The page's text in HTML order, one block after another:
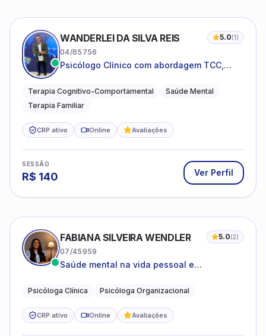
WANDERLEI DA SILVA REIS 5.0(1)
04/65756
Psicólogo Clínico com abordagem TCC,
sistêmica
Terapia Cognitivo-Comportamental
Saúde Mental
Terapia Familiar
CRP ativo Online Avaliações
SESSÃO
R$ 140 Ver Perfil
FABIANA SILVEIRA WENDLER 5.0(2)
07/45959
Saúde mental na vida pessoal e
Psicóloga Clínica Psicóloga Organizacional
CRP ativo Online Avaliações